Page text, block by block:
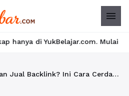
menu
Mulai langkah
Mau Aman Jual Backlink? Ini Cara Cerdas Hindari Penalti Google!